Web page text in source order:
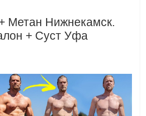
Метан Нижнекамск.
+ Суст Уфа